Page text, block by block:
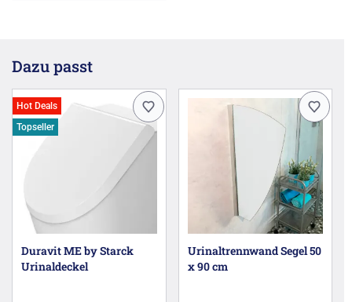
Dazu passt
Hot Deals
Topseller
Duravit ME by Starck
Urinaldeckel
Urinaltrennwand Segel 50
x 90 cm